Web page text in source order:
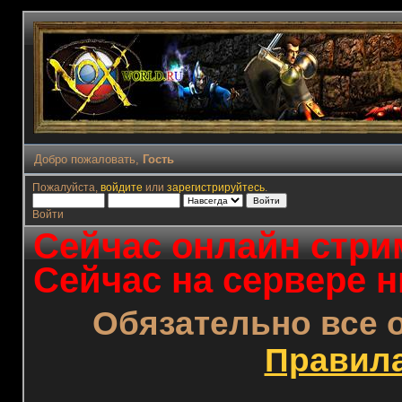
Добро пожаловать, Гость
Пожалуйста, войдите или зарегистрируйтесь.
Войти
Сейчас онлайн
Сейчас на сервере
Обязательно все